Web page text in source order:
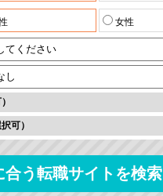
女性
可）
合う転職サイトを検索